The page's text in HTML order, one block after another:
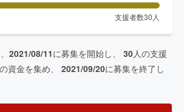
支援者数30 人
2021/08/11に募集を開始し、 30人の支援
資金を集め、 2021/09/20に募集を終了し